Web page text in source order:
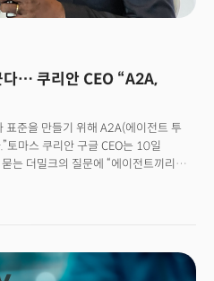
벤처 투자자 마크 앤드리슨은
. 14년 후 이 유명한 명제는 “AI가
자 위에 군림할 새로운 최상위
프트웨어를 ‘더 좋게’ 만드는 보조
석가들의 주장처럼 일시적 과민
붕괴시키고 디지털 경제의 지형을
? 이 질문에 답하려면 먼저 ‘에이전틱
다.
다… 쿠리안 CEO “A2A,
준을 만들기 위해 A2A(에이전트 투
토마스 쿠리안 구글 CEO는 10일
는 더밀크의 질문에 “에이전트끼리
. 개방형 프로토콜로 이를 지원할
이터 교환을 위한 규약을
표준이 되면 향후 모든 에이전트가